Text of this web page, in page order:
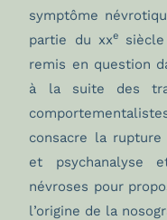
symptôme
partie du xxesiècle
remis en question
à la suite des
consacre la rupture
et psychanalyse
névroses pour
l’origine de la